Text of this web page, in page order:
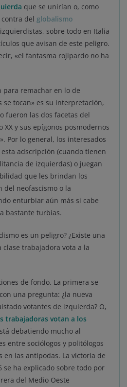
que se unirían o, como
del globalismo
sobre todo en Italia
que avisan de este peligro.
«el fantasma rojipardo no ha
para remachar en lo de
se tocan» es su interpretación,
fueron las dos facetas del
y sus epígonos posmodernos
Por lo general, los interesados
adscripción (cuando tienen
de izquierdas) o juegan
que les brindan los
del neofascismo o la
enturbiar aún más si cabe
bastante turbias.
es un peligro? ¿Existe una
clase trabajadora vota a la
de fondo. La primera se
una pregunta: ¿la nueva
votantes de izquierda? O,
trabajadoras votan a los
debatiendo mucho al
entre sociólogos y politólogos
en las antípodas. La victoria de
se ha explicado sobre todo por
del Medio Oeste